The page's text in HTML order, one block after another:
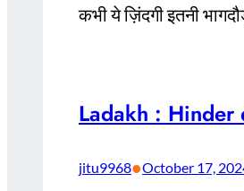
कभी ये ज़िंदगी इतनी
Ladakh : Hinder
jitu9968•October 17,